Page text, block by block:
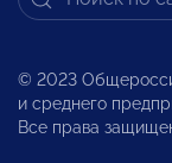
© 2023
и среднего
Все права